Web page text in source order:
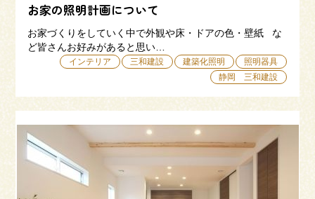
お家の照明計画について
お家づくりをしていく中で外観や床・ドアの色・壁紙 な
ど皆さんお好みがあると思い…
インテリア 三和建設 建築化照明
照明器具
静岡 三和建設